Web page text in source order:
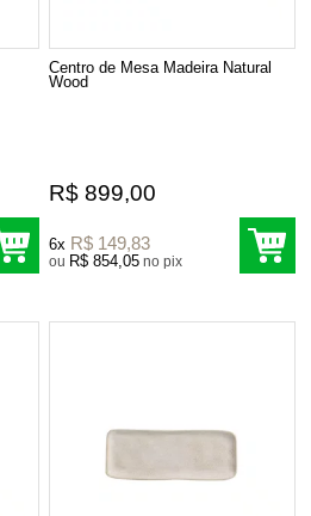
Centro de Mesa Madeira Natural
Wood
R$ 899,00
6x R$ 149,83
ou R$ 854,05 no pix